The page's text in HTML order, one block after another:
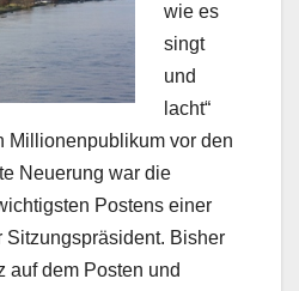
wie es
singt
und
lacht“
Millionenpublikum vor den
Neuerung war die
Postens einer
Sitzungspräsident. Bisher
auf dem Posten und